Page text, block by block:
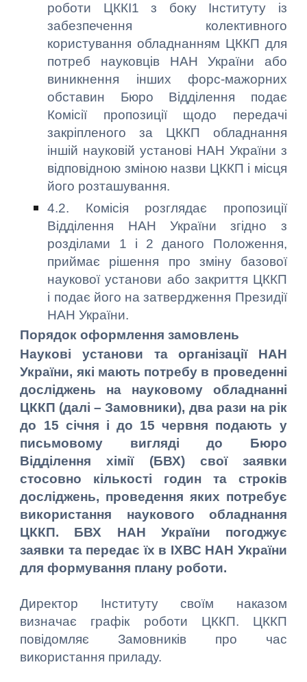
роботи ЦККІ1 з боку Інституту із
забезпечення колективного
користування обладнанням ЦККП для
потреб науковців НАН України або
виникнення інших форс-мажорних
обставин Бюро Відділення подає
Комісії пропозиції щодо передачі
закріпленого за ЦККП обладнання
іншій науковій установі НАН України з
відповідною зміною назви ЦККП і місця
його розташування.
4.2. Комісія розглядає пропозиції
Відділення НАН України згідно з
розділами 1 і 2 даного Положення,
приймає рішення про зміну базової
наукової установи або закриття ЦККП
і подає його на затвердження Президії
НАН України.
Порядок оформлення замовлень
Наукові установи та організації НАН
України, які мають потребу в проведенні
досліджень на науковому обладнанні
ЦККП (далі – Замовники), два рази на рік
до 15 січня і до 15 червня подають у
письмовому вигляді до Бюро
Відділення хімії (БВХ) свої заявки
стосовно кількості годин та строків
досліджень, проведення яких потребує
використання наукового обладнання
ЦККП. БВХ НАН України погоджує
заявки та передає їх в ІХВС НАН України
для формування плану роботи.
Директор Інституту своїм наказом
визначає графік роботи ЦККП. ЦККП
повідомляє Замовників про час
використання приладу.